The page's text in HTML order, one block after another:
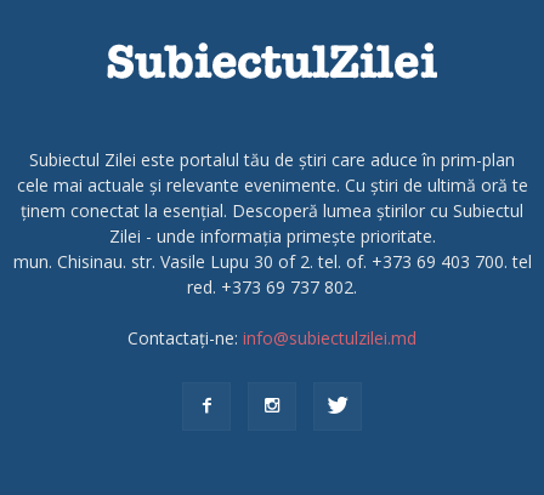
Subiectul Zilei este portalul tău de știri care aduce în prim-plan
cele mai actuale și relevante evenimente. Cu știri de ultimă oră te
ținem conectat la esențial. Descoperă lumea știrilor cu Subiectul
Zilei - unde informația primește prioritate.
mun. Chisinau. str. Vasile Lupu 30 of 2. tel. of. +373 69 403 700. tel
red. +373 69 737 802.
Contactați-ne: info@subiectulzilei.md